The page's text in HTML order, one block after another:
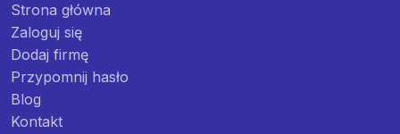
Strona główna
Zaloguj się
Dodaj firmę
Przypomnij hasło
Blog
Kontakt